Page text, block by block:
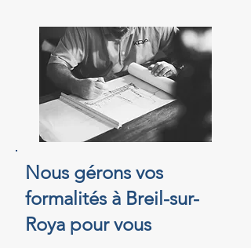
Nous gérons vos
formalités à Breil-sur-
Roya pour vous